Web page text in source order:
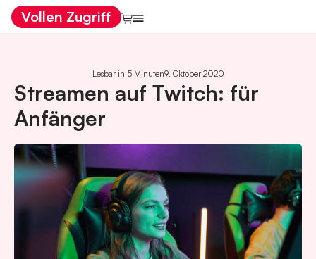
Vollen Zugriff
Lesbar in 5 Minuten9. Oktober 2020
Streamen auf Twitch: für
Anfänger